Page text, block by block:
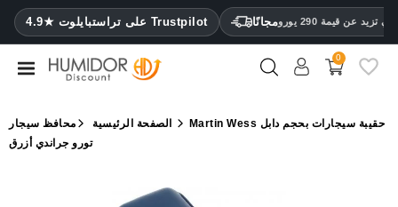
4.9★ على تراستبايلوت Trustpilot مجانًا عن قيمة 290 يورو CATEGORY
مرطب
خزائن
ترطيب
0
الصفحة الرئيسية محافظ سيجار
Martin Wess حقيبة سيجارات بحجم دابل
تورو جراندي أزرق